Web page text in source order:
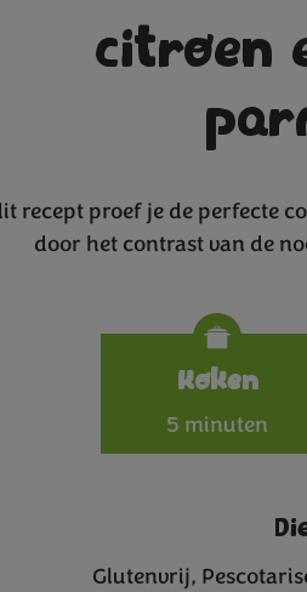
citroen
recept proef je de perfecte
door het contrast van de
Koken
5 minuten
Glutenvrij